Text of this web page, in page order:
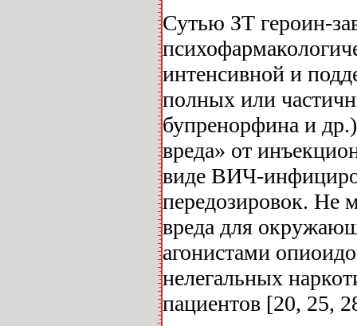
Сутью ЗТ героин-
интенсивной и
полных или
бупренорфина и
вреда» от
виде ВИЧ-
передозировок. Не
вреда для
агонистами
нелегальных
пациентов [20, 25,